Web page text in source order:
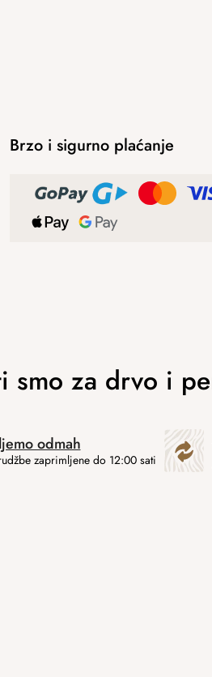
Brzo i sigurno plaćanje
odmah
zaprimljene do 12:00 sati